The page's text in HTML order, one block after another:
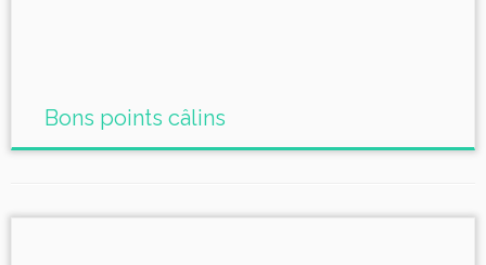
Bons points câlins